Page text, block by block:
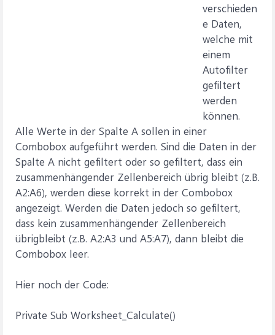
verschieden
e Daten,
welche mit
einem
Autofilter
gefiltert
werden
können.
Alle Werte in der Spalte A sollen in einer
Combobox aufgeführt werden. Sind die Daten in der
Spalte A nicht gefiltert oder so gefiltert, dass ein
zusammenhängender Zellenbereich übrig bleibt (z.B.
A2:A6), werden diese korrekt in der Combobox
angezeigt. Werden die Daten jedoch so gefiltert,
dass kein zusammenhängender Zellenbereich
übrigbleibt (z.B. A2:A3 und A5:A7), dann bleibt die
Combobox leer.
Hier noch der Code:
Private Sub Worksheet_Calculate()